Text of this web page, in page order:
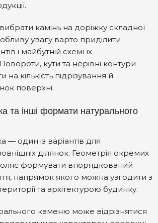
камінь на доріжку складної
увагу варто приділити
і майбутній схемі їх
кути та нерівні контури
кількість підрізування й
поверхні.
та інші формати натурального
— один із варіантів для
ділянок. Геометрія окремих
формувати впорядкований
напрямок якого можна узгодити з
та архітектурою будинку.
каменю може відрізнятися